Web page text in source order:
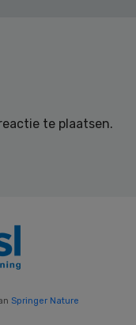
te plaatsen.
Springer Nature